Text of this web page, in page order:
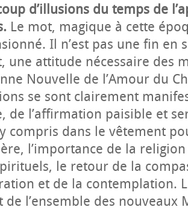
d’illusions du temps de
Le mot, magique à cette
Il n’est pas une fin en
une attitude nécessaire des
Nouvelle de l’Amour du
se sont clairement
de l’affirmation paisible et
compris dans le vêtement
l’importance de la
le retour de la
et de la contemplation.
de l’ensemble des nouveaux